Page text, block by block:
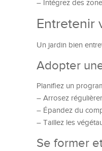
– Intégrez des
Entretenir
Un jardin bien
Adopter
Planifiez un
– Arrosez
– Épandez du
– Taillez les
Se former